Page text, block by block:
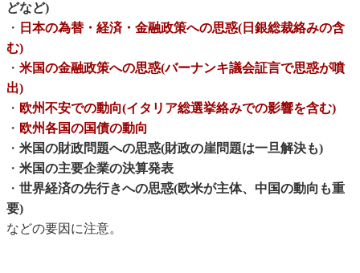
どなど)
・ 日本の為替・経済・金融政策への思惑(日銀総裁絡みの含
む)
・ 米国の金融政策への思惑(バーナンキ議会証言で思惑が噴
出)
・ 欧州不安での動向(イタリア総選挙絡みでの影響を含む)
・ 欧州各国の国債の動向
・ 米国の財政問題への思惑(財政の崖問題は一旦解決も)
・ 米国の主要企業の決算発表
・ 世界経済の先行きへの思惑(欧米が主体、中国の動向も重
要)
などの要因に注意。